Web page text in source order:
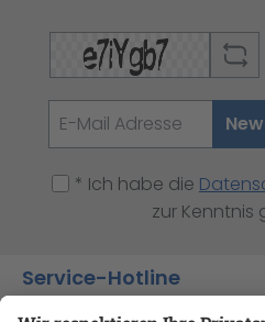
* Ich habe die
zur Kenntnis
Service-Hotline